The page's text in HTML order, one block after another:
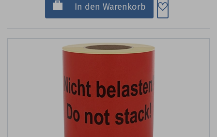
In den Warenkorb Zum